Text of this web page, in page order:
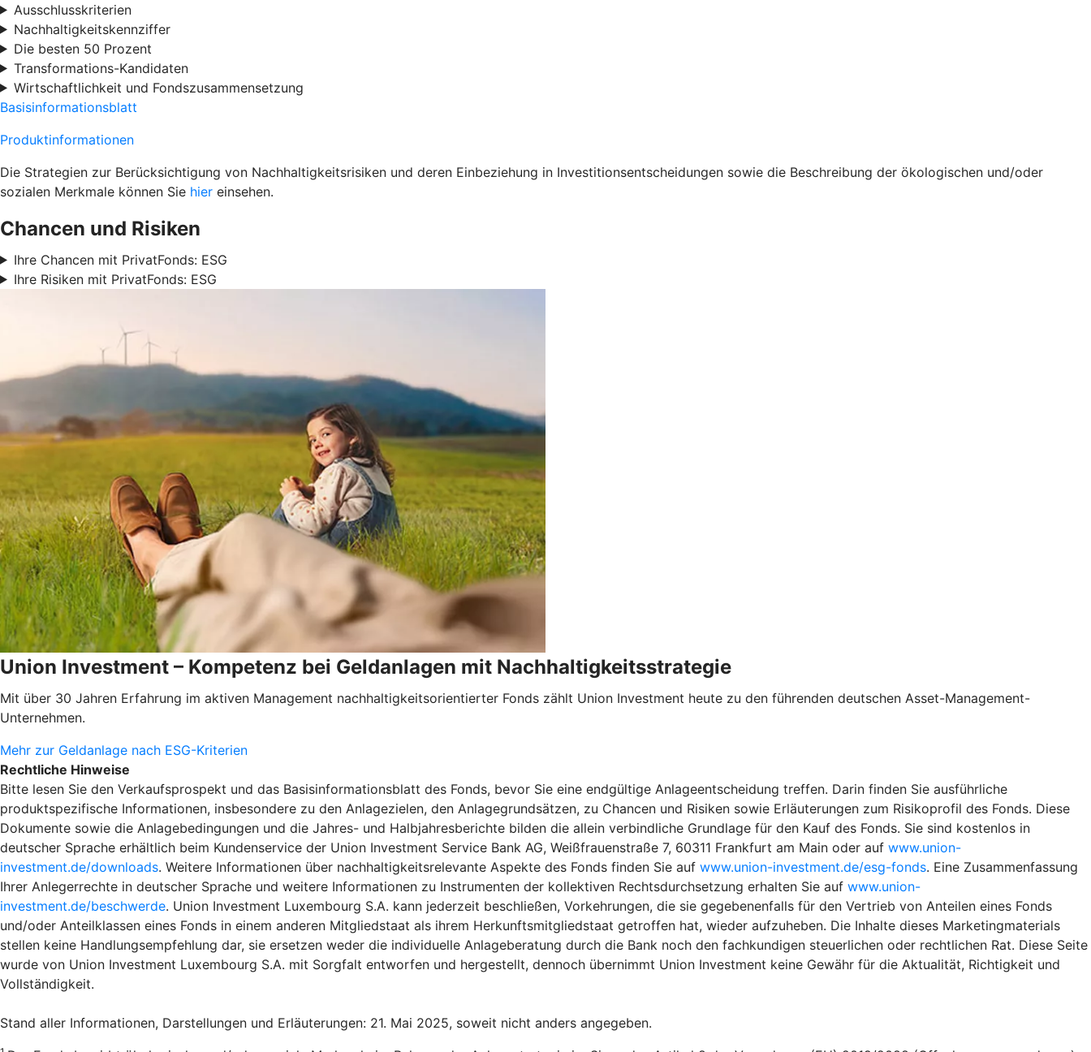
Ausschlusskriterien
Nachhaltigkeitskennziffer
Die besten 50 Prozent
Transformations-Kandidaten
Wirtschaftlichkeit und Fondszusammensetzung
Basisinformationsblatt
Produktinformationen
Die Strategien zur Berücksichtigung von Nachhaltigkeitsrisiken und deren Einbeziehung in Investitionsentscheidungen sowie die Beschreibung der ökologischen und/oder
sozialen Merkmale können Sie hier einsehen.
Chancen und Risiken
Ihre Chancen mit PrivatFonds: ESG
Ihre Risiken mit PrivatFonds: ESG
Union Investment – Kompetenz bei Geldanlagen mit Nachhaltigkeitsstrategie
Mit über 30 Jahren Erfahrung im aktiven Management nachhaltigkeitsorientierter Fonds zählt Union Investment heute zu den führenden deutschen Asset-Management-
Unternehmen.
Mehr zur Geldanlage nach ESG-Kriterien
Rechtliche Hinweise
Bitte lesen Sie den Verkaufsprospekt und das Basisinformationsblatt des Fonds, bevor Sie eine endgültige Anlageentscheidung treffen. Darin finden Sie ausführliche
produktspezifische Informationen, insbesondere zu den Anlagezielen, den Anlagegrundsätzen, zu Chancen und Risiken sowie Erläuterungen zum Risikoprofil des Fonds. Diese
Dokumente sowie die Anlagebedingungen und die Jahres- und Halbjahresberichte bilden die allein verbindliche Grundlage für den Kauf des Fonds. Sie sind kostenlos in
deutscher Sprache erhältlich beim Kundenservice der Union Investment Service Bank AG, Weißfrauenstraße 7, 60311 Frankfurt am Main oder auf www.union-
investment.de/downloads. Weitere Informationen über nachhaltigkeitsrelevante Aspekte des Fonds finden Sie auf www.union-investment.de/esg-fonds. Eine Zusammenfassung
Ihrer Anlegerrechte in deutscher Sprache und weitere Informationen zu Instrumenten der kollektiven Rechtsdurchsetzung erhalten Sie auf www.union-
investment.de/beschwerde. Union Investment Luxembourg S.A. kann jederzeit beschließen, Vorkehrungen, die sie gegebenenfalls für den Vertrieb von Anteilen eines Fonds
und/oder Anteilklassen eines Fonds in einem anderen Mitgliedstaat als ihrem Herkunftsmitgliedstaat getroffen hat, wieder aufzuheben. Die Inhalte dieses Marketingmaterials
stellen keine Handlungsempfehlung dar, sie ersetzen weder die individuelle Anlageberatung durch die Bank noch den fachkundigen steuerlichen oder rechtlichen Rat. Diese Seite
wurde von Union Investment Luxembourg S.A. mit Sorgfalt entworfen und hergestellt, dennoch übernimmt Union Investment keine Gewähr für die Aktualität, Richtigkeit und
Vollständigkeit.
Stand aller Informationen, Darstellungen und Erläuterungen: 21. Mai 2025, soweit nicht anders angegeben.